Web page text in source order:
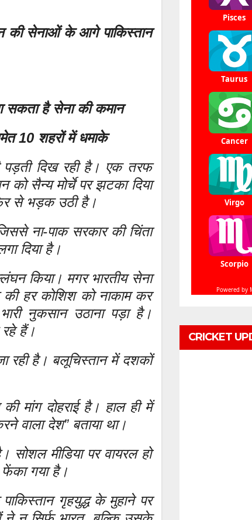
की सेनाओं के आगे पाकिस्तान
सकता है सेना की कमान
10 शहरों में धमाके
पड़ती दिख रही है। एक तरफ
सैन्य मोर्चे पर झटका दिया
से भड़क उठी है।
ना-पाक सरकार की चिंता
दिया है।
किया। मगर भारतीय सेना
की हर कोशिश को नाकाम कर
नुकसान उठाना पड़ा है।
रहे हैं।
रही है। बलूचिस्तान में दशकों
मांग दोहराई है। हाल ही में
वाला देश” बताया था।
सोशल मीडिया पर वायरल हो
फेंका गया है।
गृहयुद्ध के मुहाने पर
CRICKET